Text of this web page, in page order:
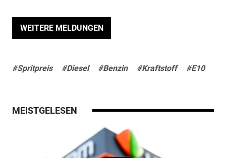
WEITERE MELDUNGEN
#Spritpreis #Diesel #Benzin #Kraftstoff #E10
MEISTGELESEN